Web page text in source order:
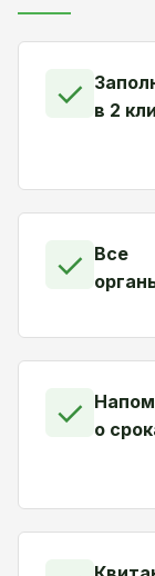
✓ в 2
✓ Все
✓ о